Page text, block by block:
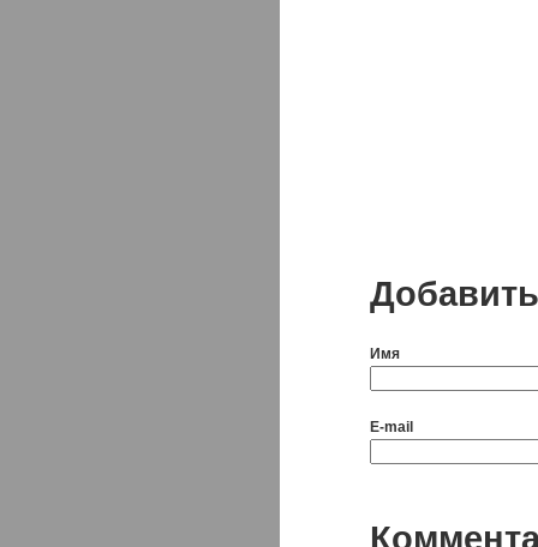
Имя
E-mail